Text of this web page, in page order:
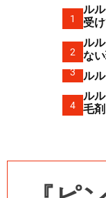
1
ル
受
2
ル
な
3 ル
4
ル
毛剤